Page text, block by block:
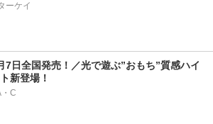
ーケイ
7日全国発売！／光で遊ぶ”おもち”質感ハイ
新登場！
・C